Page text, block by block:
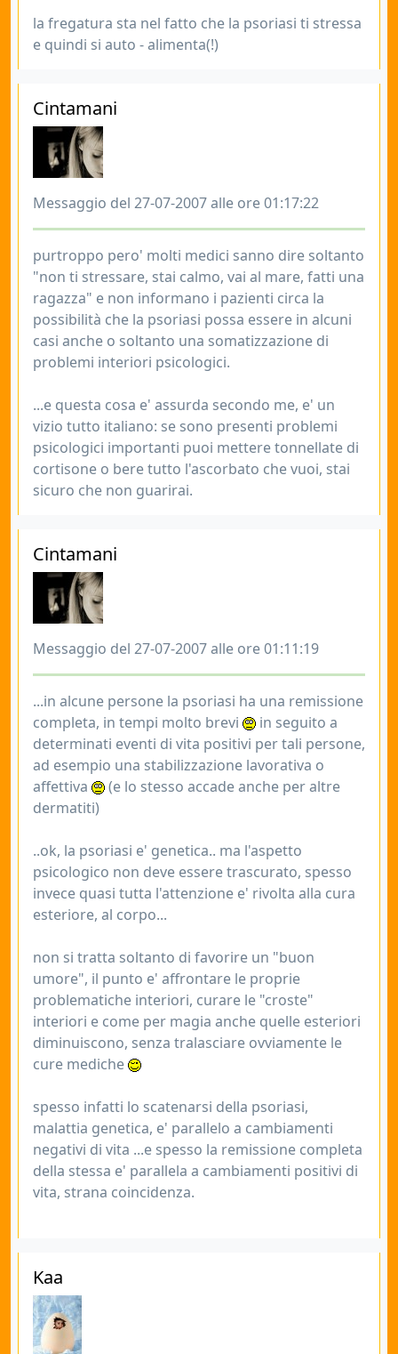
la fregatura sta nel fatto che la psoriasi ti stressa
e quindi si auto - alimenta(!)
Cintamani
Messaggio del 27-07-2007 alle ore 01:17:22
purtroppo pero' molti medici sanno dire soltanto
"non ti stressare, stai calmo, vai al mare, fatti una
ragazza" e non informano i pazienti circa la
possibilità che la psoriasi possa essere in alcuni
casi anche o soltanto una somatizzazione di
problemi interiori psicologici.
...e questa cosa e' assurda secondo me, e' un
vizio tutto italiano: se sono presenti problemi
psicologici importanti puoi mettere tonnellate di
cortisone o bere tutto l'ascorbato che vuoi, stai
sicuro che non guarirai.
Cintamani
Messaggio del 27-07-2007 alle ore 01:11:19
...in alcune persone la psoriasi ha una remissione
completa, in tempi molto brevi
in seguito a
determinati eventi di vita positivi per tali persone,
ad esempio una stabilizzazione lavorativa o
affettiva
(e lo stesso accade anche per altre
dermatiti)
..ok, la psoriasi e' genetica.. ma l'aspetto
psicologico non deve essere trascurato, spesso
invece quasi tutta l'attenzione e' rivolta alla cura
esteriore, al corpo...
non si tratta soltanto di favorire un "buon
umore", il punto e' affrontare le proprie
problematiche interiori, curare le "croste"
interiori e come per magia anche quelle esteriori
diminuiscono, senza tralasciare ovviamente le
cure mediche
spesso infatti lo scatenarsi della psoriasi,
malattia genetica, e' parallelo a cambiamenti
negativi di vita ...e spesso la remissione completa
della stessa e' parallela a cambiamenti positivi di
vita, strana coincidenza.
Kaa